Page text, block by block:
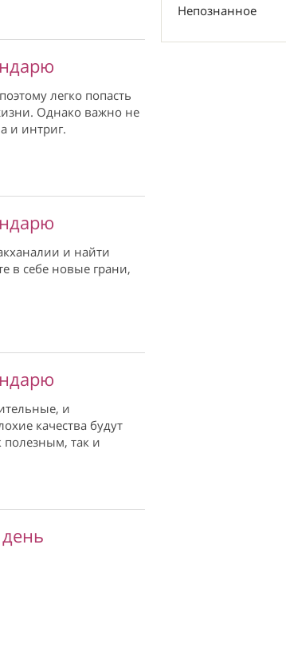
легко попасть
Однако важно не
и интриг.
и найти
в себе новые грани,
и
качества будут
полезным, так и
Непознанное